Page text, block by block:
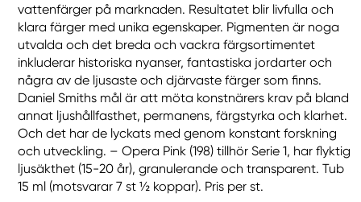
vattenfärger på marknaden. Resultatet blir livfulla och
klara färger med unika egenskaper. Pigmenten är noga
utvalda och det breda och vackra färgsortimentet
inkluderar historiska nyanser, fantastiska jordarter och
några av de ljusaste och djärvaste färger som finns.
Daniel Smiths mål är att möta konstnärers krav på bland
annat ljushållfasthet, permanens, färgstyrka och klarhet.
Och det har de lyckats med genom konstant forskning
och utveckling. – Opera Pink (198) tillhör Serie 1, har flyktig
ljusäkthet (15-20 år), granulerande och transparent. Tub
15 ml (motsvarar 7 st ½ koppar). Pris per st.